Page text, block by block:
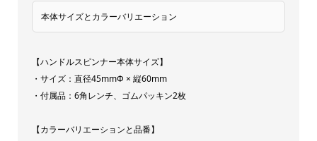
本体サイズとカラーバリエーション
【ハンドルスピンナー本体サイズ】
・サイズ：直径45mmΦ × 縦60mm
・付属品：6角レンチ、ゴムパッキン2枚
【カラーバリエーションと品番】